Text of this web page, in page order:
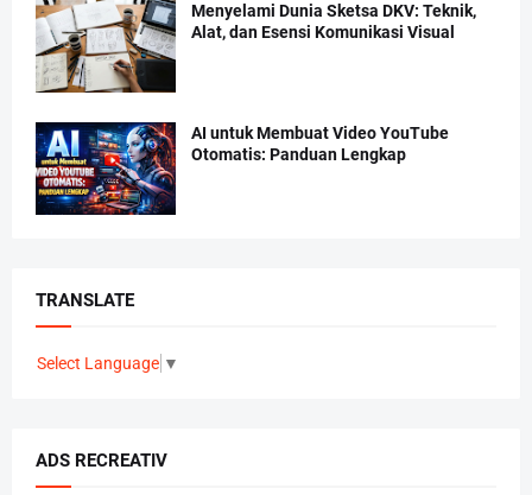
Menyelami Dunia Sketsa DKV: Teknik,
Alat, dan Esensi Komunikasi Visual
AI untuk Membuat Video YouTube
Otomatis: Panduan Lengkap
TRANSLATE
Select Language ▼
ADS RECREATIV